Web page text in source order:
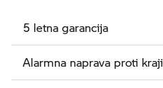
5 letna garancija
Alarmna naprava proti kraji